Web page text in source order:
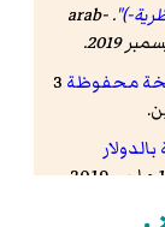
)"
.
arab-
.
محفوظة 3
14 مارس 2019